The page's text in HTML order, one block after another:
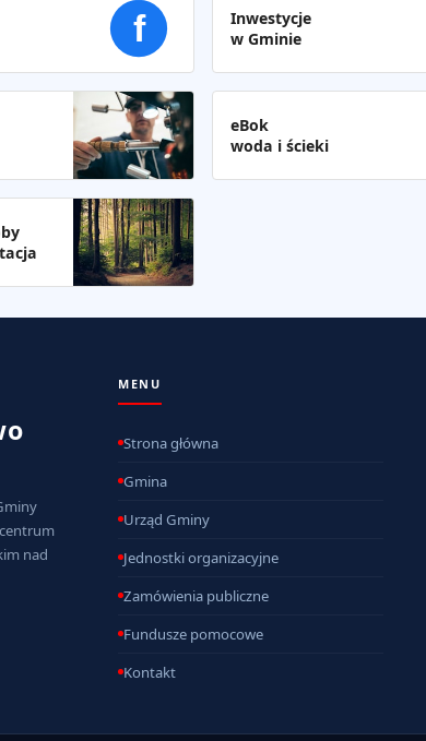
f
Inwestycje
w Gminie
eBok
woda i ścieki
nad
MENU
Strona główna
Gmina
Urząd Gminy
Jednostki organizacyjne
Zamówienia publiczne
Fundusze pomocowe
Kontakt